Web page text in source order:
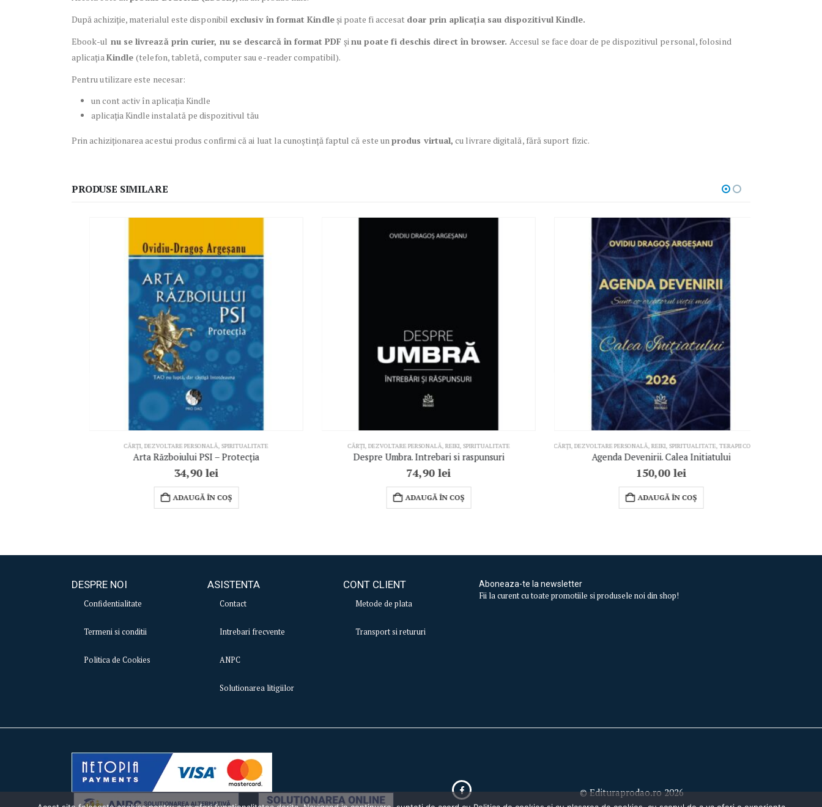
După achiziție, materialul este disponibil exclusiv în format Kindleși poate fi accesat doar prin aplicația sau dispozitivul Kindle.
Ebook-ul nu se livrează prin curier, nu se descarcă în format PDF șinu poate fi deschis direct în browser. Accesul se face doar de pe dispozitivul personal, folosind
aplicațiaKindle(telefon, tabletă, computer sau e-reader compatibil).
Pentru utilizare este necesar:
un cont activ în aplicația Kindle
aplicația Kindle instalată pe dispozitivul tău
Prin achiziționarea acestui produs confirmi că ai luat la cunoștință faptul că este unprodus virtual, cu livrare digitală, fără suport fizic.
PRODUSE SIMILARE
,DEZVOLTARE PERSONALĂ,SPIRITUALITATE
Arta Războiului PSI – Protecția
34,90lei
ADAUGĂ ÎN COȘ
,DEZVOLTARE PERSONALĂ,REIKI, SPIRITUALITATE
Despre Umbra. Intrebari si raspunsuri
74,90lei
ADAUGĂ ÎN COȘ
,DEZVOLTARE PERSONALĂ,REIKI, SPIRITUALITATE,TERAPII COMPLEMENTARE
Agenda Devenirii. Calea Initiatului
150,00lei
ADAUGĂ ÎN COȘ
DESPRE NOI
Confidentialitate
Termeni si conditii
Politica de Cookies
ASISTENTA
Contact
Intrebari frecvente
ANPC
Solutionarea litigiilor
CONT CLIENT
Metode de plata
Transport si retururi
Aboneaza-te la newsletter
Fii la curent cu toate promotiile si produsele noi din shop!
© Edituraprodao.ro 2026